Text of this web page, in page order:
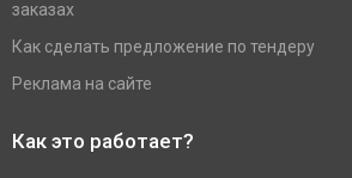
заказах
Как сделать предложение по тендеру
Реклама на сайте
Как это работает?